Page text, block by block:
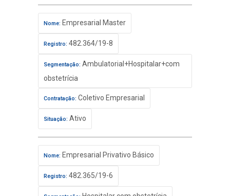
Nome: Empresarial Master
Registro: 482.364/19-8
Segmentação: Ambulatorial+Hospitalar+com
obstetrícia
Contratação: Coletivo Empresarial
Situação: Ativo
Nome: Empresarial Privativo Básico
Registro: 482.365/19-6